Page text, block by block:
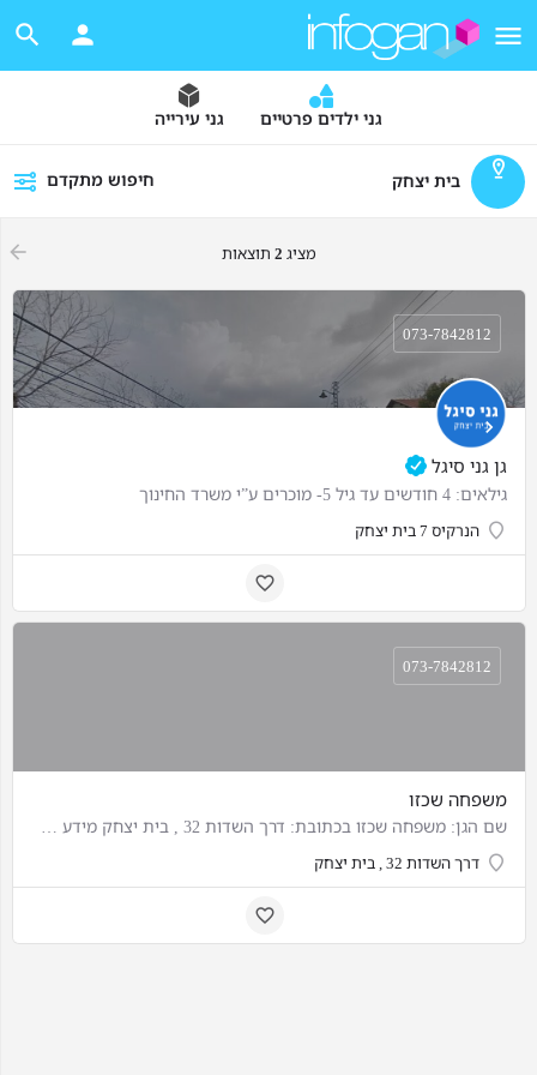
גני ילדים פרטיים גני עירייה
בית יצחק חיפוש מתקדם
מציג 2 תוצאות
גן גני סיגל
גילאים: 4 חודשים עד גיל 5- מוכרים ע”י משרד החינוך
הנרקיס 7 בית יצחק
073-7842812
משפחה שכזו
שם הגן: משפחה שכזו בכתובת: דרך השדות 32 , בית יצחק מידע קיים על הגן:
דרך השדות 32 , בית יצחק
073-7842812